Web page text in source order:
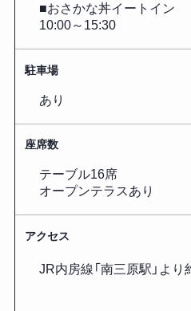
■おさかな丼イートイン
10:00～15:30
駐車場
あり
座席数
テーブル16席
オープンテラスあり
アクセス
JR内房線「南三原駅」よ